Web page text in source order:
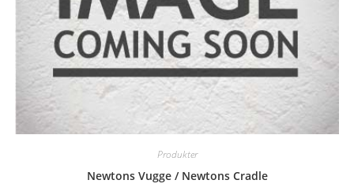
Produkter
Newtons Vugge / Newtons Cradle